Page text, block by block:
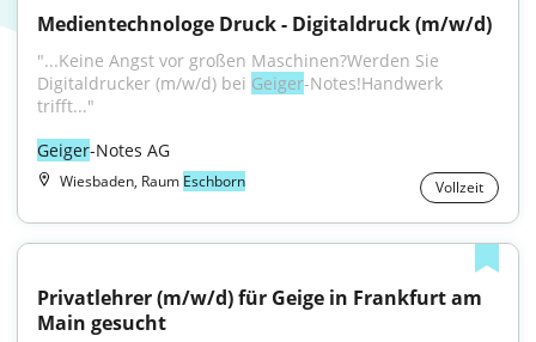
Medientechnologe Druck - Digitaldruck (m/w/d)
"...Keine Angst vor großen Maschinen?Werden Sie
Digitaldrucker (m/w/d) bei Geiger-Notes!Handwerk
trifft..."
Geiger-Notes AG
Wiesbaden, Raum Eschborn Vollzeit
Privatlehrer (m/w/d) für Geige in Frankfurt am
Main gesucht